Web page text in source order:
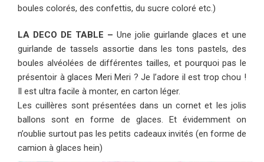
boules colorés, des confettis, du sucre coloré etc.)
LA DECO DE TABLE – Une jolie guirlande glaces et une
guirlande de tassels assortie dans les tons pastels, des
boules alvéolées de différentes tailles, et pourquoi pas le
présentoir à glaces Meri Meri ? Je l’adore il est trop chou !
Il est ultra facile à monter, en carton léger.
Les cuillères sont présentées dans un cornet et les jolis
ballons sont en forme de glaces. Et évidemment on
n’oublie surtout pas les petits cadeaux invités (en forme de
camion à glaces hein)